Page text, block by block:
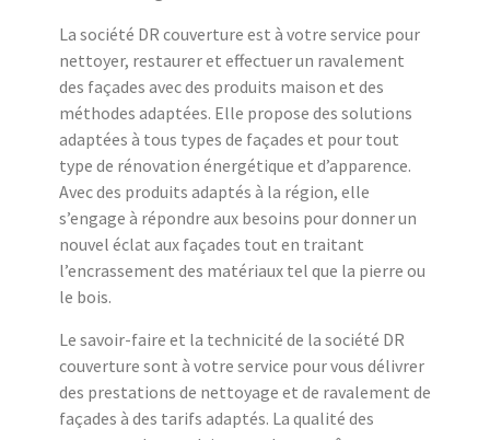
La société DR couverture est à votre service pour
nettoyer, restaurer et effectuer un ravalement
des façades avec des produits maison et des
méthodes adaptées. Elle propose des solutions
adaptées à tous types de façades et pour tout
type de rénovation énergétique et d’apparence.
Avec des produits adaptés à la région, elle
s’engage à répondre aux besoins pour donner un
nouvel éclat aux façades tout en traitant
l’encrassement des matériaux tel que la pierre ou
le bois.
Le savoir-faire et la technicité de la société DR
couverture sont à votre service pour vous délivrer
des prestations de nettoyage et de ravalement de
façades à des tarifs adaptés. La qualité des